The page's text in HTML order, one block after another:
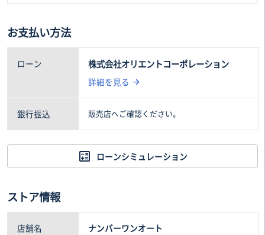
196.0万円
お支払い方法
ローン 株式会社オリエントコーポレーション
詳細を見る
銀行振込 販売店へご確認ください。
ローンシミュレーション
ストア情報
店舗名 ナンバーワンオート